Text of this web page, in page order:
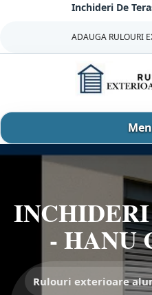
Inchideri De
ADAUGA RULOURI
- HANU
Rulouri exterioare